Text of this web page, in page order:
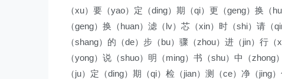
（xu）要（yao）定（ding）期（qi）更（geng）换（
（geng）换（huan）滤（lv）芯（xin）时（shi）请
（shang）的（de）步（bu）骤（zhou）进（jin）行
（yong）说（shuo）明（ming）书（shu）中（
（ju）定（ding）期（qi）检（jian）测（ce）净（jing